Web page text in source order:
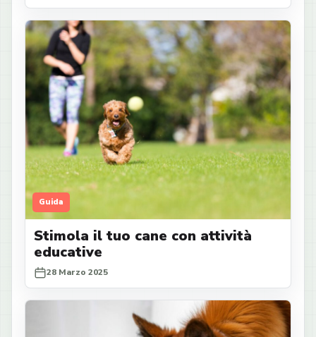
Guida
Stimola il tuo cane con attività
educative
28 Marzo 2025